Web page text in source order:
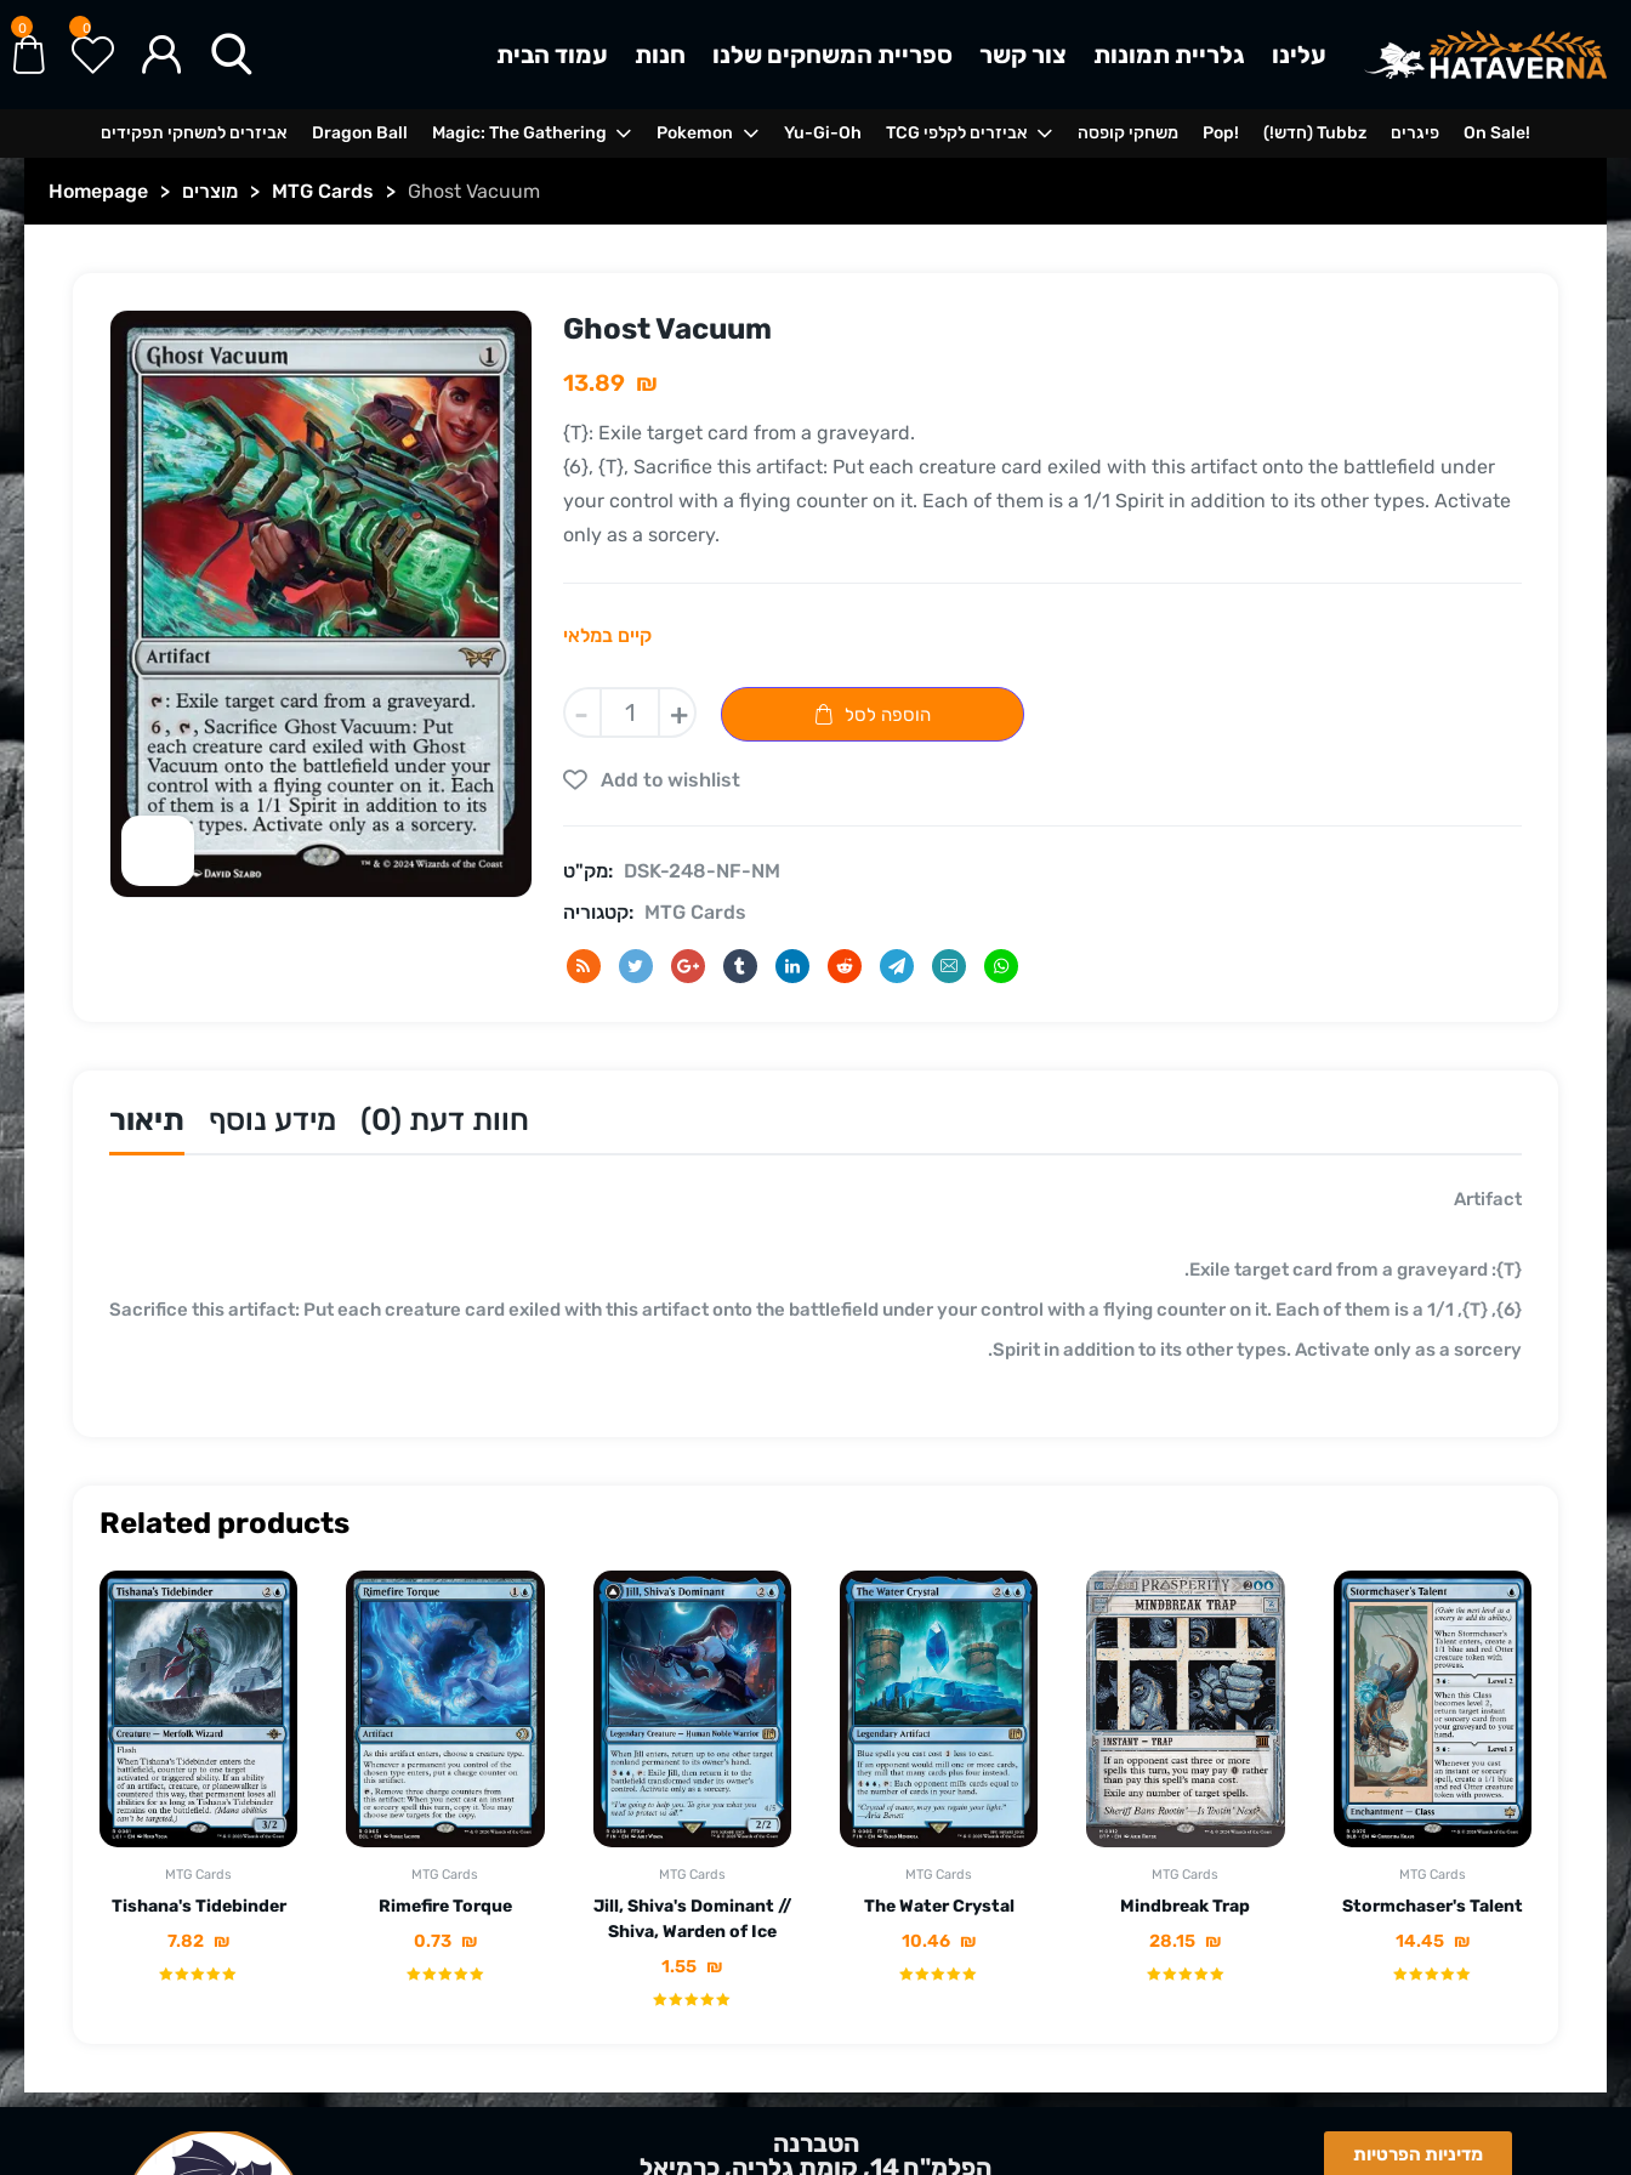
0 0
עמוד הבית חנות ספריית המשחקים שלנו צור קשר גלריית תמונות עלינו
אביזרים למשחקי תפקידים Dragon Ball Magic: The Gathering Pokemon Yu-Gi-Oh TCG אביזרים לקלפי משחקי קופסה Pop! (!חדש) Tubbz פיגרים On Sale!
Homepage > מוצרים > MTG Cards > Ghost Vacuum
Ghost Vacuum
13.89 ₪
{T}: Exile target card from a graveyard.
{6}, {T}, Sacrifice this artifact: Put each creature card exiled with this artifact onto the battlefield under
your control with a flying counter on it. Each of them is a 1/1 Spirit in addition to its other types. Activate
only as a sorcery.
קיים במלאי
- + הוספה לסל
Add to wishlist
מק"ט: DSK-248-NF-NM
קטגוריה: MTG Cards
תיאור מידע נוסף חוות דעת (0)
Artifact
{T}: Exile target card from a graveyard.
{6}, {T}, Sacrifice this artifact: Put each creature card exiled with this artifact onto the battlefield under your control with a flying counter on it. Each of them is a 1/1
Spirit in addition to its other types. Activate only as a sorcery.
Related products
MTG Cards
Tishana's Tidebinder
7.82 ₪
MTG Cards
Rimefire Torque
0.73 ₪
MTG Cards
Jill, Shiva's Dominant //
Shiva, Warden of Ice
1.55 ₪
MTG Cards
The Water Crystal
10.46 ₪
MTG Cards
Mindbreak Trap
28.15 ₪
MTG Cards
Stormchaser's Talent
14.45 ₪
הטברנה
הפלמ"ח 14, קומת גלריה, כרמיאל
מדיניות הפרטיות